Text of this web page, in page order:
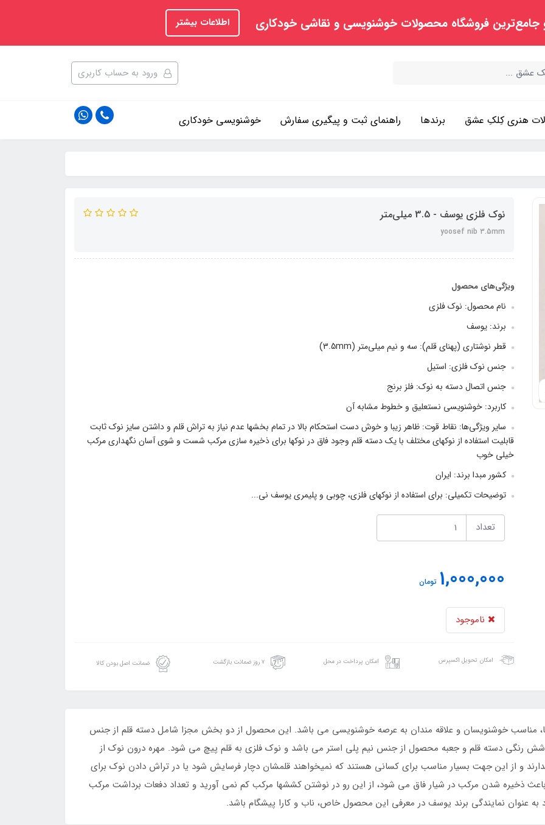
فروشگاه محصولات خوشنویسی و نقاشی خودکاری اطلاعات بیشتر
ورود به حساب کاربری
هنری کِلکِ عشق برندها راهنمای ثبت و پیگیری سفارش خوشنویسی خودکاری
نوک فلزی یوسف - 3.5 میلی‌متر
yoosef nib 3.5mm
ویژگی‌های محصول
نام محصول: نوک فلزی
برند: یوسف
قطر نوشتاری (پهنای قلم): سه و نیم میلی‌متر (3.5mm)
جنس نوک فلزی: استیل
جنس اتصال دسته به نوک: فلز برنج
کاربرد: خوشنویسی نستعلیق و خطوط مشابه آن
سایر ویژگی‌ها: نقاط قوت: ظاهر زیبا و خوش دست استحکام بالا در تمام بخشها عدم نیاز به تراش قلم و داشتن سایز نوک ثابت
قابلیت استفاده از نوکهای مختلف با یک دسته قلم وجود فاق در نوکها برای ذخیره سازی مرکب شست و شوی آسان نگهداری مرکب
خیلی خوب
کشور مبدا برند: ایران
توضیحات تکمیلی: برای استفاده از نوکهای فلزی، چوبی و پلیمری یوسف نی...
تعداد
1,000,000 تومان
ناموجود
امکان تحویل اکسپرس امکان پرداخت در محل ۷ روز ضمانت بازگشت ضمانت اصل بودن کالا
مناسب خوشنویسان و علاقه مندان به عرصه خوشنویسی می باشد. این محصول از دو بخش مجزا شامل دسته قلم از جنس
رنگی دسته قلم و جعبه محصول از جنس نیم پلی استر می باشد و نوک فلزی به قلم پیچ می شود. مهره درون نوک از
و از این جهت بسیار مناسب برای کسانی هستند که نمیخواهند قلمشان دچار فرسایش شود یا در تراش دادن نوک برای
ذخیره شدن مرکب در شیار فاق می شود، از این رو در نوشتن کششها مرکب کم نمی آورید و تعداد دفعات برداشت مرکب
عنوان نمایندگی برند یوسف در معرفی این محصول خاص، ناب و کارا پیشگام باشد.